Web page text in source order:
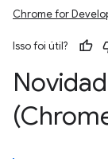
Chrome for
Isso foi útil?